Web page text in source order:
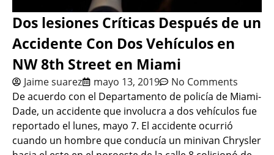
Dos lesiones Críticas Después de un
Accidente Con Dos Vehículos en
NW 8th Street en Miami
Jaime suarez mayo 13, 2019
No Comments
De acuerdo con el Departamento de policía de Miami-
Dade, un accidente que involucra a dos vehículos fue
reportado el lunes, mayo 7. El accidente ocurrió
cuando un hombre que conducía un minivan Chrysler